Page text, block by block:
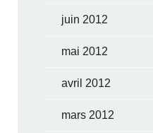
juin 2012
mai 2012
avril 2012
mars 2012